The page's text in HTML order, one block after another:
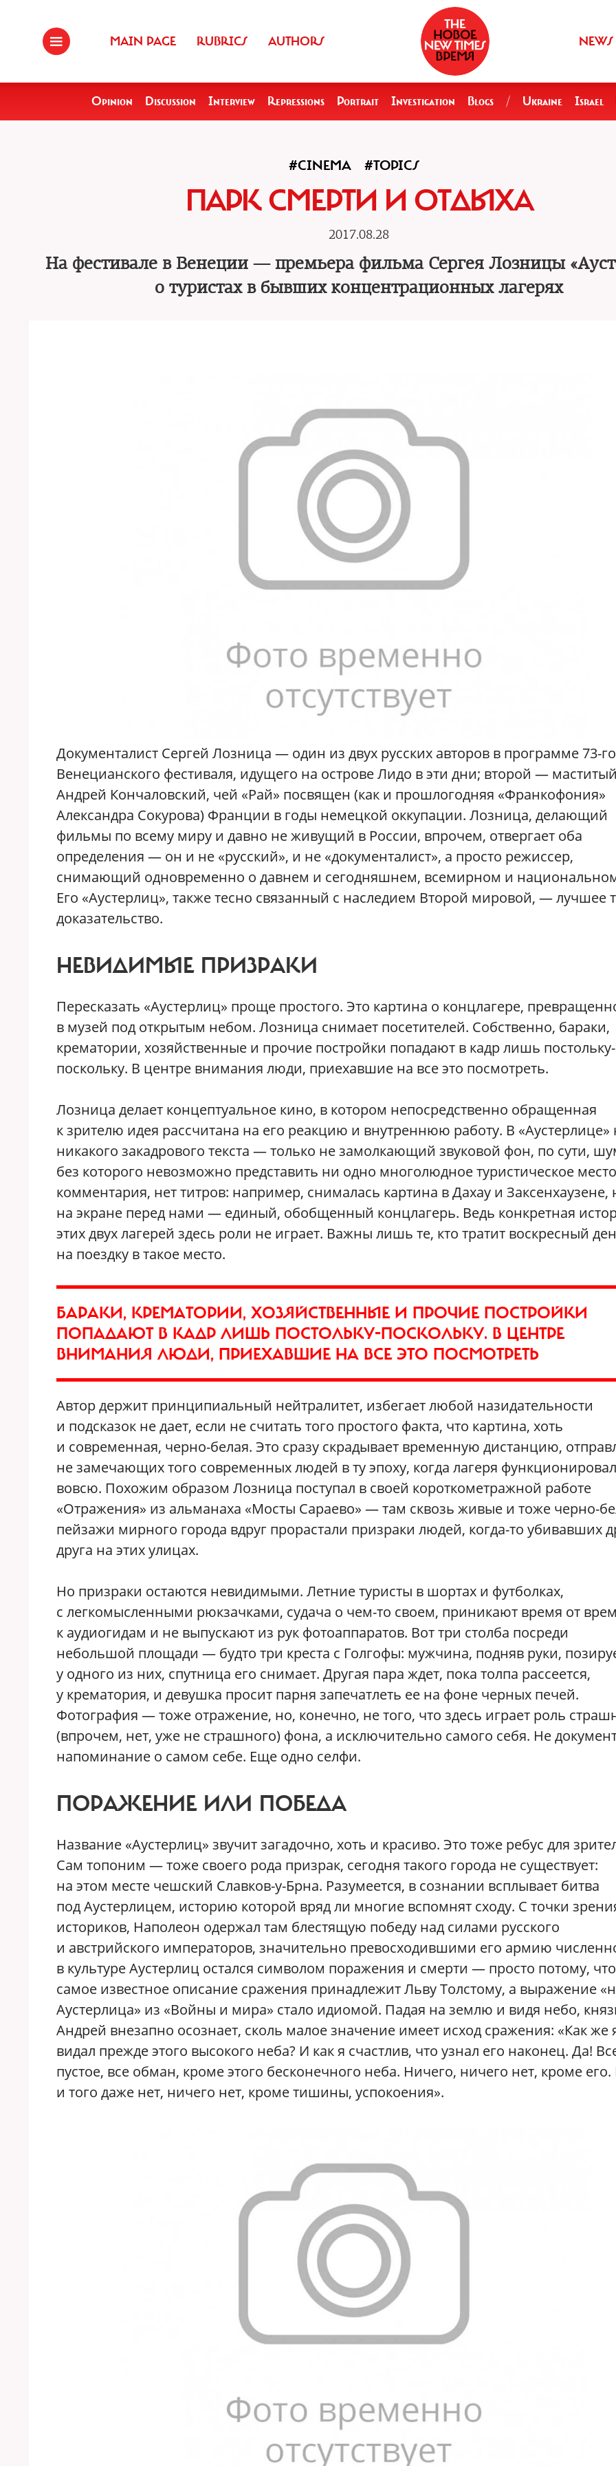
MAIN PAGE RUBRICS AUTHORS NEWS
Opinion Discussion Interview Repressions Portrait Investigation Blogs / Ukraine Israel
#CINEMA #TOPICS
ПАРК СМЕРТИ И ОТДЫХА
2017.08.28
На фестивале в Венеции — премьера фильма Сергея Лозницы
о туристах в бывших концентрационных лагерях
Документалист Сергей Лозница — один из двух русских авторов в программе 73-го
Венецианского фестиваля, идущего на острове Лидо в эти дни; второй — маститый
Андрей Кончаловский, чей «Рай» посвящен (как и прошлогодняя «Франкофония»
Александра Сокурова) Франции в годы немецкой оккупации. Лозница, делающий
фильмы по всему миру и давно не живущий в России, впрочем, отвергает оба
определения — он и не «русский», и не «документалист», а просто режиссер,
снимающий одновременно о давнем и сегодняшнем, всемирном и
Его «Аустерлиц», также тесно связанный с наследием Второй мировой, — лучшее
доказательство.
НЕВИДИМЫЕ ПРИЗРАКИ
Пересказать «Аустерлиц» проще простого. Это картина о концлагере,
в музей под открытым небом. Лозница снимает посетителей. Собственно, бараки,
крематории, хозяйственные и прочие постройки попадают в кадр лишь постольку-
поскольку. В центре внимания люди, приехавшие на все это посмотреть.
Лозница делает концептуальное кино, в котором непосредственно обращенная
к зрителю идея рассчитана на его реакцию и внутреннюю работу. В «Аустерлице»
никакого закадрового текста — только не замолкающий звуковой фон, по сути,
без которого невозможно представить ни одно многолюдное туристическое
комментария, нет титров: например, снималась картина в Дахау и Заксенхаузене,
на экране перед нами — единый, обобщенный концлагерь. Ведь конкретная
этих двух лагерей здесь роли не играет. Важны лишь те, кто тратит воскресный
на поездку в такое место.
БАРАКИ, КРЕМАТОРИИ, ХОЗЯЙСТВЕННЫЕ И ПРОЧИЕ ПОСТРОЙКИ
ПОПАДАЮТ В КАДР ЛИШЬ ПОСТОЛЬКУ-ПОСКОЛЬКУ. В ЦЕНТРЕ
ВНИМАНИЯ ЛЮДИ, ПРИЕХАВШИЕ НА ВСЕ ЭТО ПОСМОТРЕТЬ
Автор держит принципиальный нейтралитет, избегает любой назидательности
и подсказок не дает, если не считать того простого факта, что картина, хоть
и современная, черно-белая. Это сразу скрадывает временную дистанцию,
не замечающих того современных людей в ту эпоху, когда лагеря
вовсю. Похожим образом Лозница поступал в своей короткометражной работе
«Отражения» из альманаха «Мосты Сараево» — там сквозь живые и тоже черно-
пейзажи мирного города вдруг прорастали призраки людей, когда-то убивавших
друга на этих улицах.
Но призраки остаются невидимыми. Летние туристы в шортах и футболках,
с легкомысленными рюкзачками, судача о чем-то своем, приникают время от
к аудиогидам и не выпускают из рук фотоаппаратов. Вот три столба посреди
небольшой площади — будто три креста с Голгофы: мужчина, подняв руки,
у одного из них, спутница его снимает. Другая пара ждет, пока толпа рассеется,
у крематория, и девушка просит парня запечатлеть ее на фоне черных печей.
Фотография — тоже отражение, но, конечно, не того, что здесь играет роль
(впрочем, нет, уже не страшного) фона, а исключительно самого себя. Не
напоминание о самом себе. Еще одно селфи.
ПОРАЖЕНИЕ ИЛИ ПОБЕДА
Название «Аустерлиц» звучит загадочно, хоть и красиво. Это тоже ребус для
Сам топоним — тоже своего рода призрак, сегодня такого города не существует:
на этом месте чешский Славков-у-Брна. Разумеется, в сознании всплывает битва
под Аустерлицем, историю которой вряд ли многие вспомнят сходу. С точки
историков, Наполеон одержал там блестящую победу над силами русского
и австрийского императоров, значительно превосходившими его армию
в культуре Аустерлиц остался символом поражения и смерти — просто потому, что
самое известное описание сражения принадлежит Льву Толстому, а выражение
Аустерлица» из «Войны и мира» стало идиомой. Падая на землю и видя небо,
Андрей внезапно осознает, сколь малое значение имеет исход сражения: «Как же
видал прежде этого высокого неба? И как я счастлив, что узнал его наконец. Да!
пустое, все обман, кроме этого бесконечного неба. Ничего, ничего нет, кроме
и того даже нет, ничего нет, кроме тишины, успокоения».